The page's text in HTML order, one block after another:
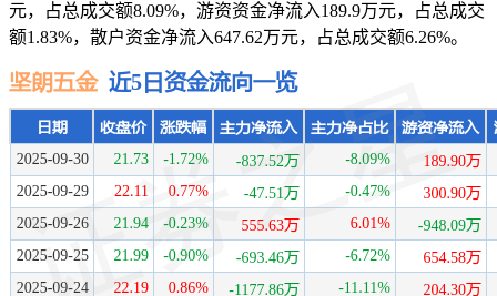
元，占总成交额8.09%，游资资金净流入189.9万元，占总成交
额1.83%，散户资金净流入647.62万元，占总成交额6.26%。